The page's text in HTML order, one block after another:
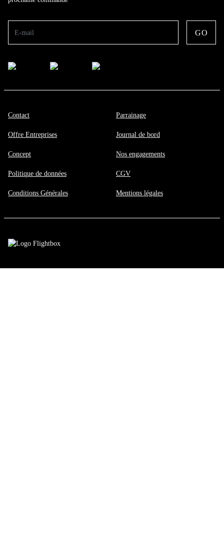
Contact
Offre Entreprises
Concept
Politique de données
Conditions Générales
Parrainage
Journal de bord
Nos engagements
CGV
Mentions légales
E-mail GO